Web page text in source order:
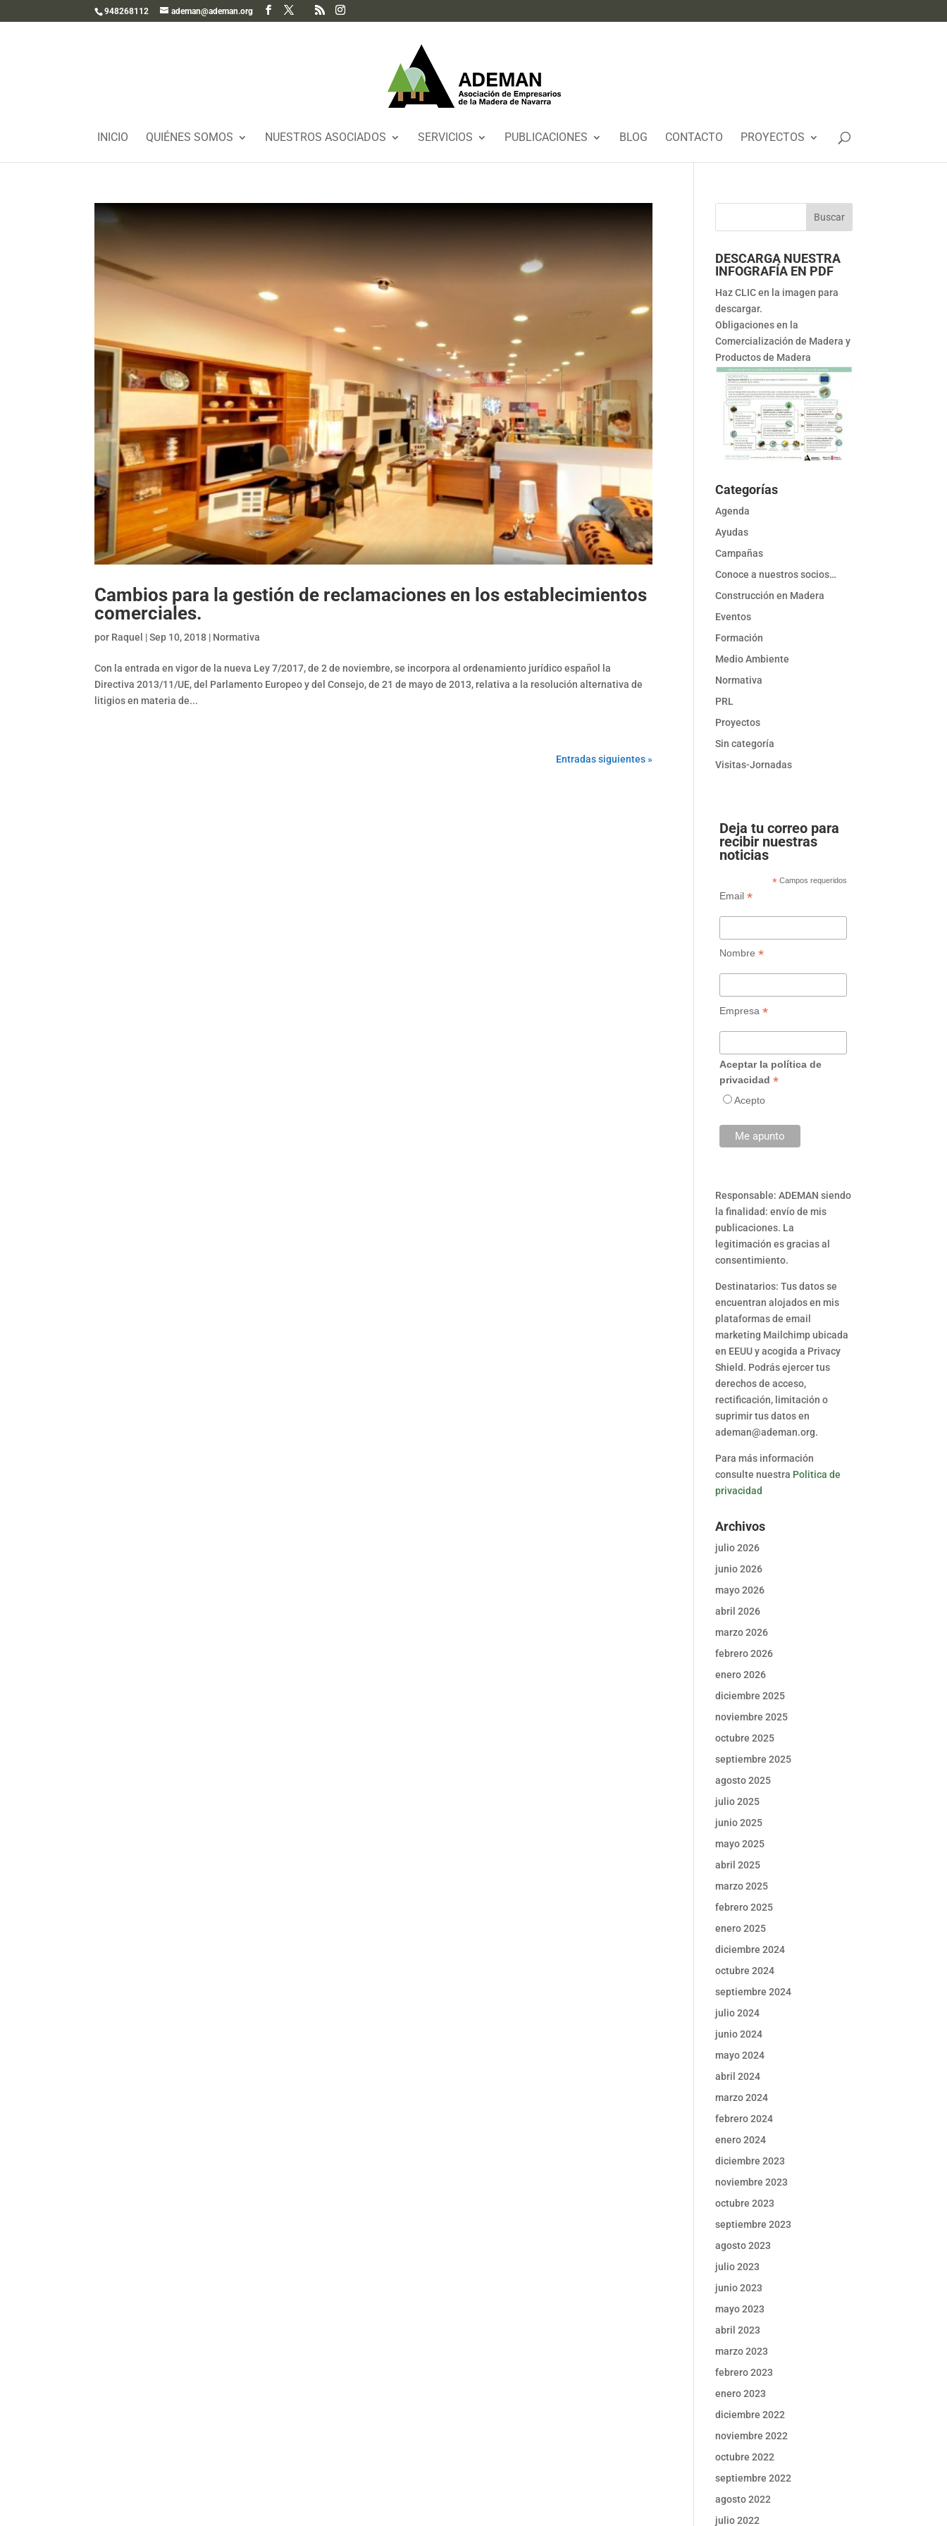
948268112 ademan@ademan.org
INICIO QUIÉNES SOMOS NUESTROS ASOCIADOS SERVICIOS PUBLICACIONES BLOG CONTACTO PROYECTOS
Cambios para la gestión de reclamaciones en los establecimientos
comerciales.
por Raquel |Sep 10, 2018 | Normativa
Con la entrada en vigor de la nueva Ley 7/2017, de 2 de noviembre, se incorpora al ordenamiento jurídico español la
Directiva 2013/11/UE, del Parlamento Europeo y del Consejo, de 21 de mayo de 2013, relativa a la resolución alternativa de
litigios en materia de...
Entradas siguientes »
DESCARGA NUESTRA
INFOGRAFÍA EN PDF
Haz CLIC en la imagen para
descargar.
Obligaciones en la
Comercialización de Madera y
Productos de Madera
Categorías
Agenda
Ayudas
Campañas
Conoce a nuestros socios…
Construcción en Madera
Eventos
Formación
Medio Ambiente
Normativa
PRL
Proyectos
Sin categoría
Visitas-Jornadas
Deja tu correo para
recibir nuestras
noticias
* Campos requeridos
Email *
Nombre *
Empresa *
Aceptar la política de
privacidad *
Acepto
Responsable: ADEMAN siendo
la finalidad: envío de mis
publicaciones. La
legitimación es gracias al
consentimiento.
Destinatarios: Tus datos se
encuentran alojados en mis
plataformas de email
marketing Mailchimp ubicada
en EEUU y acogida a Privacy
Shield. Podrás ejercer tus
derechos de acceso,
rectificación, limitación o
suprimir tus datos en
ademan@ademan.org.
Para más información
consulte nuestra Politica de
privacidad
Archivos
julio 2026
junio 2026
mayo 2026
abril 2026
marzo 2026
febrero 2026
enero 2026
diciembre 2025
noviembre 2025
octubre 2025
septiembre 2025
agosto 2025
julio 2025
junio 2025
mayo 2025
abril 2025
marzo 2025
febrero 2025
enero 2025
diciembre 2024
octubre 2024
septiembre 2024
julio 2024
junio 2024
mayo 2024
abril 2024
marzo 2024
febrero 2024
enero 2024
diciembre 2023
noviembre 2023
octubre 2023
septiembre 2023
agosto 2023
julio 2023
junio 2023
mayo 2023
abril 2023
marzo 2023
febrero 2023
enero 2023
diciembre 2022
noviembre 2022
octubre 2022
septiembre 2022
agosto 2022
julio 2022